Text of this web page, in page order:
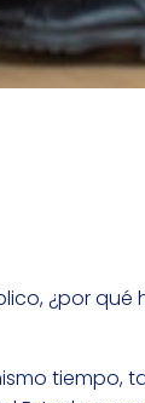
¿por
tiempo,